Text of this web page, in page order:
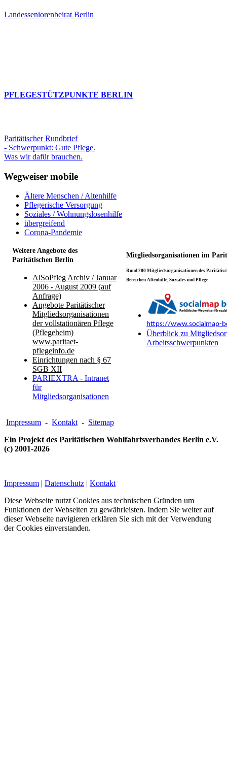
Landesseniorenbeirat Berlin
PFLEGESTÜTZPUNKTE BERLIN
Paritätischer Rundbrief
- Schwerpunkt: Gute Pflege.
Was wir dafür brauchen.
Wegweiser mobile
Ältere Menschen / Altenhilfe
Pflegerische Versorgung
Soziales / Wohnungslosenhilfe
übergreifend
Corona-Pandemie
Weitere Angebote des
Paritätischen Berlin
Mitgliedsorganisationen im
AlSoPfleg Archiv / Januar
2006 - August 2009 (auf
Anfrage)
Angebote Paritätischer
Mitgliedsorganisationen
der vollstationären Pflege
(Pflegeheim)
www.paritaet-
pflegeinfo.de
Einrichtungen nach § 67
SGB XII
PARIEXTRA - Intranet
für
Mitgliedsorganisationen
Rund 200 Mitgliedsorganisationen des
Bereichen Altenhilfe, Soziales und Pflege.
https://www.socialmap-
Überblick zu
Arbeitsschwerpunkten
Impressum - Kontakt - Sitemap
Ein Projekt des Paritätischen Wohlfahrtsverbandes Berlin e.V.
(c) 2001-2026
Impressum | Datenschutz | Kontakt
Diese Webseite nutzt Cookies aus technischen Gründen um
Funktionen der Webseiten zu gewährleisten. Indem Sie weiter auf
dieser Webseite navigieren erklären Sie sich mit der Verwendung
der Cookies einverstanden.